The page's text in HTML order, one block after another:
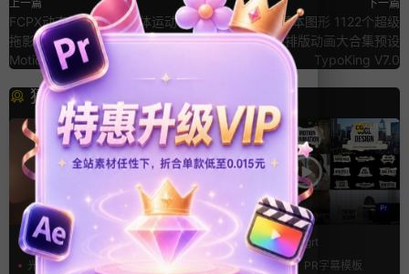
上一篇
FCPX动态模糊 35个物体运动模糊
拖影虚影叠加fcpx插件
MotionBlur
下一篇
AE脚本+PR基本图形 1122个超级
无敌文字标题排版动画大合集预设
TypoKing V7.0
猜你喜欢
FCPX转场
光效
复古风
PR基本图形mogrt
PR基本图形
PR字幕模板